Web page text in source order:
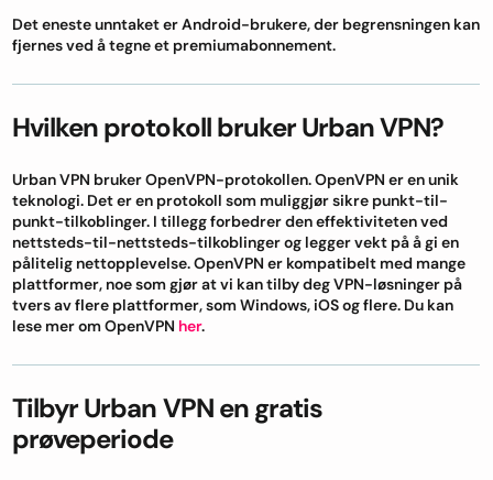
Det eneste unntaket er Android-brukere, der begrensningen kan
fjernes ved å tegne et premiumabonnement.
Hvilken protokoll bruker Urban VPN?
Urban VPN bruker OpenVPN-protokollen. OpenVPN er en unik
teknologi. Det er en protokoll som muliggjør sikre punkt-til-
punkt-tilkoblinger. I tillegg forbedrer den effektiviteten ved
nettsteds-til-nettsteds-tilkoblinger og legger vekt på å gi en
pålitelig nettopplevelse. OpenVPN er kompatibelt med mange
plattformer, noe som gjør at vi kan tilby deg VPN-løsninger på
tvers av flere plattformer, som Windows, iOS og flere. Du kan
lese mer om OpenVPN her.
Tilbyr Urban VPN en gratis
prøveperiode